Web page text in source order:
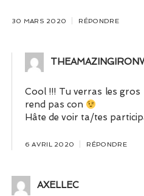
30 MARS 2020 RÉPONDRE
Cool !!! Tu verras les
rend pas con
Hâte de voir ta/tes
6 AVRIL 2020 RÉPONDRE
AXELLEC